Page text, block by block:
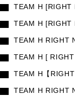
TEAM H [RIGHT
TEAM H [RIGHT
TEAM H RIGHT
TEAM H [
TEAM H【
TEAM H RIGHT